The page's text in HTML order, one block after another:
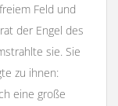
Feld und
der Engel des
sie. Sie
zu ihnen:
eine große